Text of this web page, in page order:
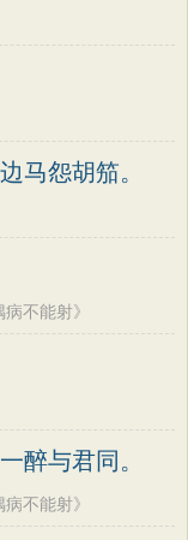
马怨胡笳。
不能射》
醉与君同。
不能射》